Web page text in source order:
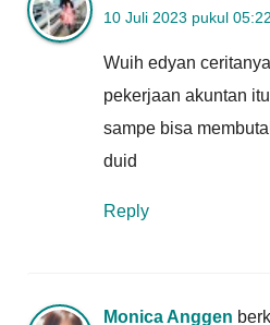
10 Juli 2023 pukul 05:22
Wuih edyan
pekerjaan akuntan
sampe bisa
duid
Reply
Monica Anggen